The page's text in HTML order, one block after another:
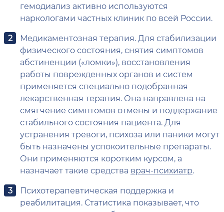
гемодиализ активно используются
наркологами частных клиник по всей России.
Медикаментозная терапия. Для стабилизации
физического состояния, снятия симптомов
абстиненции («ломки»), восстановления
работы поврежденных органов и систем
применяется специально подобранная
лекарственная терапия. Она направлена на
смягчение симптомов отмены и поддержание
стабильного состояния пациента. Для
устранения тревоги, психоза или паники могут
быть назначены успокоительные препараты.
Они применяются коротким курсом, а
назначает такие средства врач-психиатр.
Психотерапевтическая поддержка и
реабилитация. Статистика показывает, что